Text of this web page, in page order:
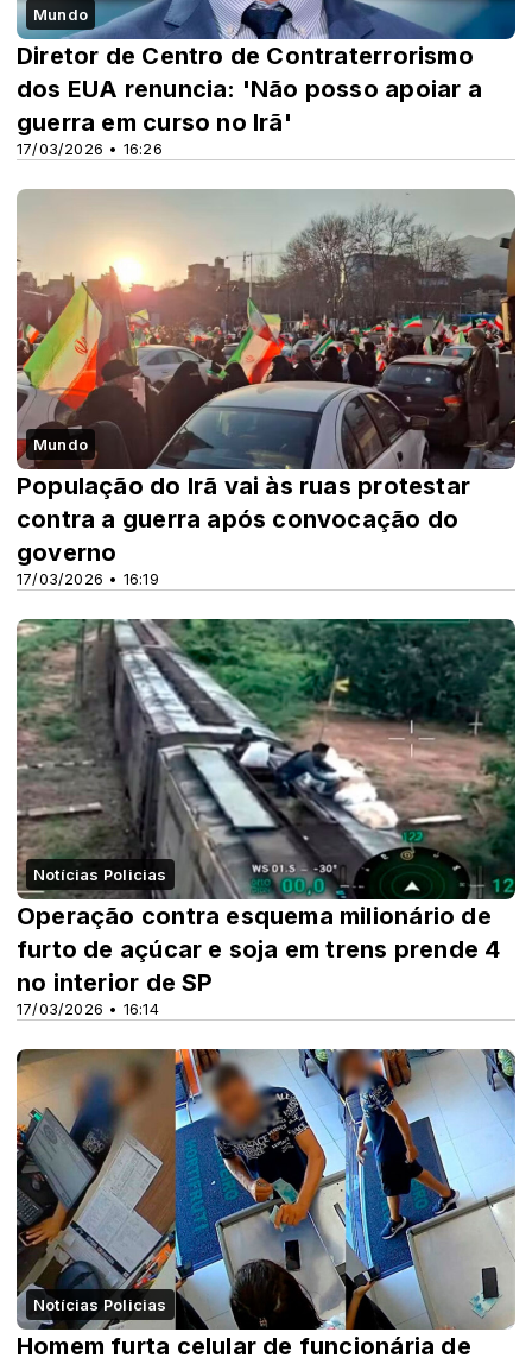
Mundo
17/03/2026 • 16:26
Diretor de Centro de Contraterrorismo
dos EUA renuncia: 'Não posso apoiar a
guerra em curso no Irã'
Mundo
17/03/2026 • 16:19
População do Irã vai às ruas protestar
contra a guerra após convocação do
governo
Notícias Policias
17/03/2026 • 16:14
Operação contra esquema milionário de
furto de açúcar e soja em trens prende 4
no interior de SP
Notícias Policias
Homem furta celular de funcionária de